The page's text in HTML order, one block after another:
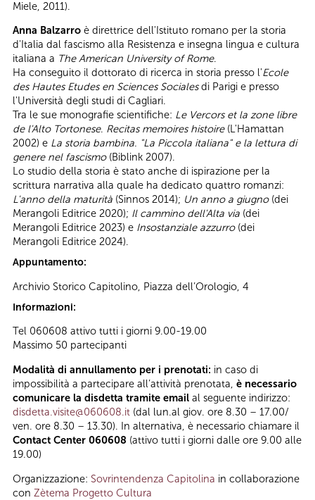
Miele, 2011).
Anna Balzarro è direttrice dell'Istituto romano per la storia
d'Italia dal fascismo alla Resistenza e insegna lingua e cultura
italiana a The American University of Rome.
Ha conseguito il dottorato di ricerca in storia presso l'Ecole
des Hautes Etudes en Sciences Socialesdi Parigi e presso
l'Università degli studi di Cagliari.
Tra le sue monografie scientifiche: Le Vercors et la zone libre
de l'Alto Tortonese. Recitas memoires histoire(L'Hamattan
2002) e La storia bambina. "La Piccola italiana" e la lettura di
genere nel fascismo(Biblink 2007).
Lo studio della storia è stato anche di ispirazione per la
scrittura narrativa alla quale ha dedicato quattro romanzi:
L'anno della maturità (Sinnos 2014); Un anno a giugno(dei
Merangoli Editrice 2020); Il cammino dell'Alta via (dei
Merangoli Editrice 2023) e Insostanziale azzurro(dei
Merangoli Editrice 2024).
Appuntamento:
Archivio Storico Capitolino, Piazza dell’Orologio, 4
Informazioni:
Tel 060608 attivo tutti i giorni 9.00-19.00
Massimo 50 partecipanti
Modalità di annullamento per i prenotati: in caso di
impossibilità a partecipare all’attività prenotata, è necessario
comunicare la disdetta tramite email al seguente indirizzo:
disdetta.visite@060608.it (dal lun.al giov. ore 8.30 – 17.00/
ven. ore 8.30 – 13.30). In alternativa, è necessario chiamare il
Contact Center 060608 (attivo tutti i giorni dalle ore 9.00 alle
19.00)
Organizzazione: Sovrintendenza Capitolina in collaborazione
con Zètema Progetto Cultura